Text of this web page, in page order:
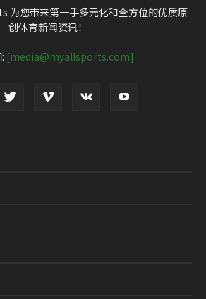
为您带来第一手多元化和全方位的优质原
创体育新闻资讯！
[media@myallsports.com]